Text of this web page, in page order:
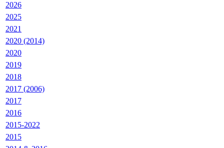
2026
2025
2021
2020 (2014)
2020
2019
2018
2017 (2006)
2017
2016
2015-2022
2015